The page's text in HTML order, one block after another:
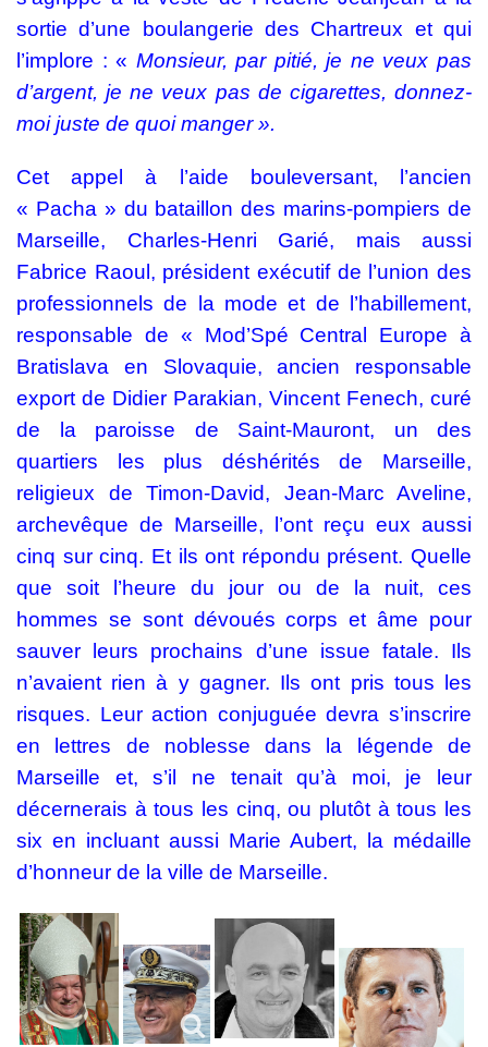
sortie d’une boulangerie des Chartreux et qui
l’implore :« Monsieur, par pitié, je ne veux pas
d’argent, je ne veux pas de cigarettes, donnez-
moi juste de quoi manger ».
Cet appel à l’aide bouleversant, l’ancien
« Pacha » du bataillon des marins-pompiers de
Marseille, Charles-Henri Garié, mais aussi
Fabrice Raoul, président exécutif de l’union des
professionnels de la mode et de l’habillement,
responsable de « Mod’Spé Central Europe à
Bratislava en Slovaquie, ancien responsable
export de Didier Parakian, Vincent Fenech, curé
de la paroisse de Saint-Mauront, un des
quartiers les plus déshérités de Marseille,
religieux de Timon-David, Jean-Marc Aveline,
archevêque de Marseille, l’ont reçu eux aussi
cinq sur cinq. Et ils ont répondu présent. Quelle
que soit l’heure du jour ou de la nuit, ces
hommes se sont dévoués corps et âme pour
sauver leurs prochains d’une issue fatale. Ils
n’avaient rien à y gagner. Ils ont pris tous les
risques. Leur action conjuguée devra s’inscrire
en lettres de noblesse dans la légende de
Marseille et, s’il ne tenait qu’à moi, je leur
décernerais à tous les cinq, ou plutôt à tous les
six en incluant aussi Marie Aubert, la médaille
d’honneur de la ville de Marseille.